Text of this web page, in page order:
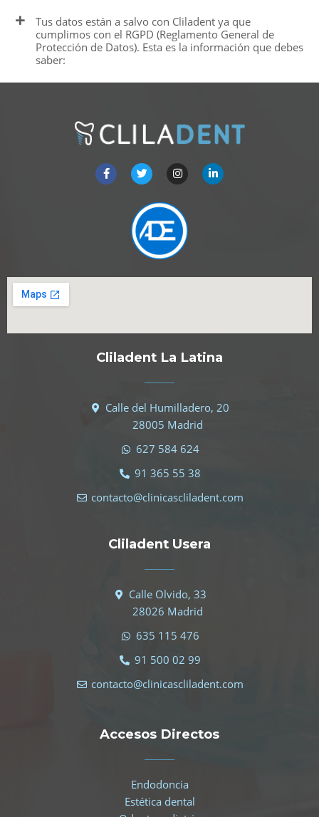
Tus datos están a salvo con Cliladent ya que
cumplimos con el RGPD (Reglamento General de
Protección de Datos). Esta es la información que debes
saber:
Cliladent La Latina
Calle del Humilladero, 20
28005 Madrid
627 584 624
91 365 55 38
contacto@clinicascliladent.com
Cliladent Usera
Calle Olvido, 33
28026 Madrid
635 115 476
91 500 02 99
contacto@clinicascliladent.com
Accesos Directos
Endodoncia
Estética dental